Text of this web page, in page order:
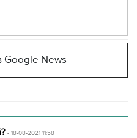
Google News
- 18-08-2021 11:58